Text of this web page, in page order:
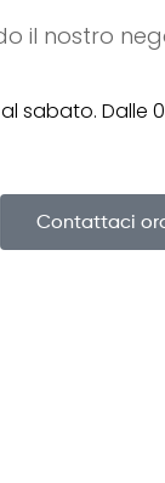
il nostro
sabato. Dalle
Contattaci